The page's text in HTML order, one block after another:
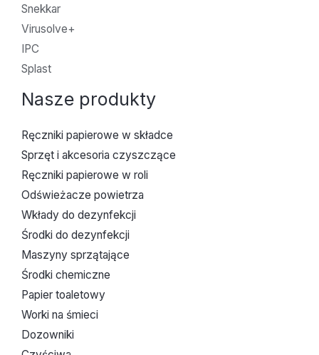
Snekkar
Virusolve+
IPC
Splast
Nasze produkty
Ręczniki papierowe w składce
Sprzęt i akcesoria czyszczące
Ręczniki papierowe w roli
Odświeżacze powietrza
Wkłady do dezynfekcji
Środki do dezynfekcji
Maszyny sprzątające
Środki chemiczne
Papier toaletowy
Worki na śmieci
Dozowniki